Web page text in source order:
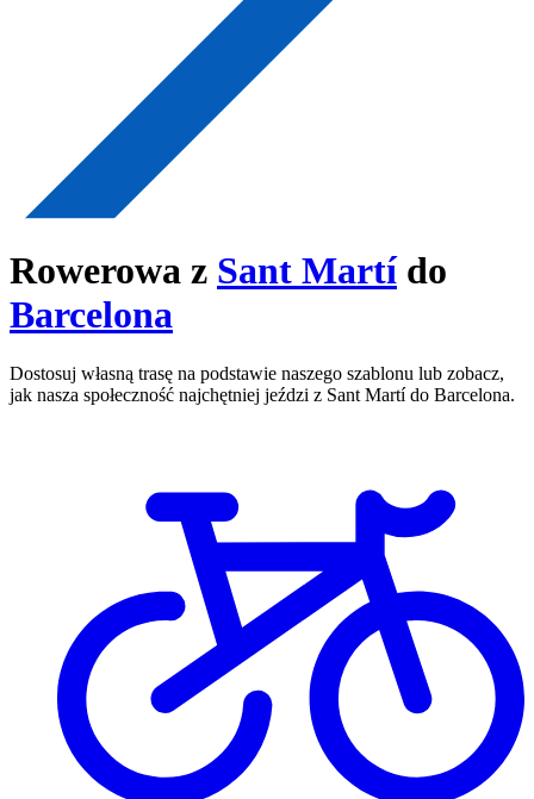
Rowerowa z Sant Martído
Barcelona
Dostosuj własną trasę na podstawie naszego szablonu lub zobacz,
jak nasza społeczność najchętniej jeździ z Sant Martí do Barcelona.